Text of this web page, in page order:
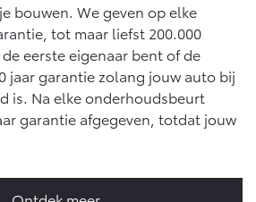
bouwen. We geven op elke
tot maar liefst 200.000
eerste eigenaar bent of de
jaar garantie zolang jouw auto bij
is. Na elke onderhoudsbeurt
garantie afgegeven, totdat jouw